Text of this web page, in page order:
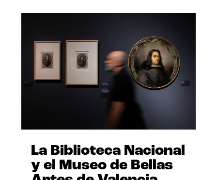
La Biblioteca Nacional
y el Museo de Bellas